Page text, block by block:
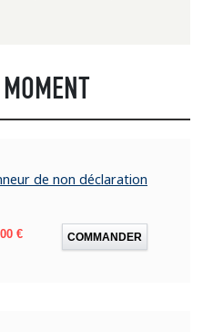
de non déclaration
€ COMMANDER